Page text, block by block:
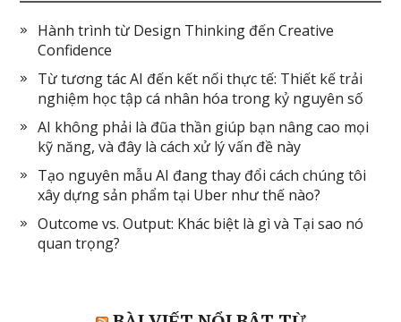
Hành trình từ Design Thinking đến Creative
Confidence
Từ tương tác AI đến kết nối thực tế: Thiết kế trải
nghiệm học tập cá nhân hóa trong kỷ nguyên số
AI không phải là đũa thần giúp bạn nâng cao mọi
kỹ năng, và đây là cách xử lý vấn đề này
Tạo nguyên mẫu AI đang thay đổi cách chúng tôi
xây dựng sản phẩm tại Uber như thế nào?
Outcome vs. Output: Khác biệt là gì và Tại sao nó
quan trọng?